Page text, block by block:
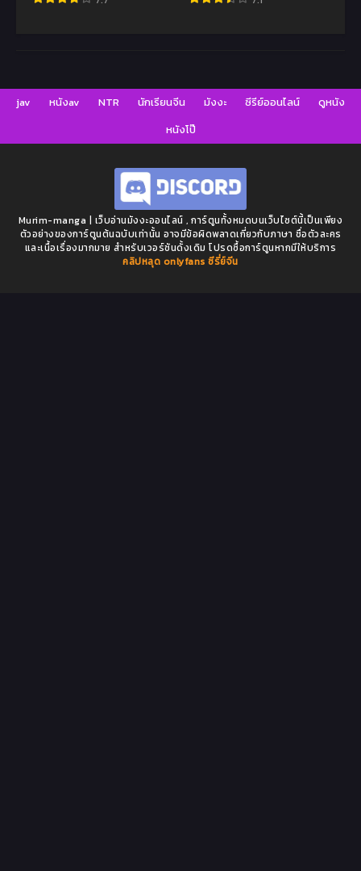
jav หนังav NTR นักเรียนจีน มังงะ ซีรีย์ออนไลน์
ดูหนัง
หนังโป๊
Murim-manga | เว็บอ่านมังงะออนไลน์ , การ์ตูนทั้งหมดบนเว็บไซต์นี้เป็นเพียง
ตัวอย่างของการ์ตูนต้นฉบับเท่านั้น อาจมีข้อผิดพลาดเกี่ยวกับภาษา ชื่อตัวละคร
และเนื้อเรื่องมากมาย สำหรับเวอร์ชันดั้งเดิม โปรดซื้อการ์ตูนหากมีให้บริการ
คลิปหลุด onlyfans ซีรี่ย์จีน